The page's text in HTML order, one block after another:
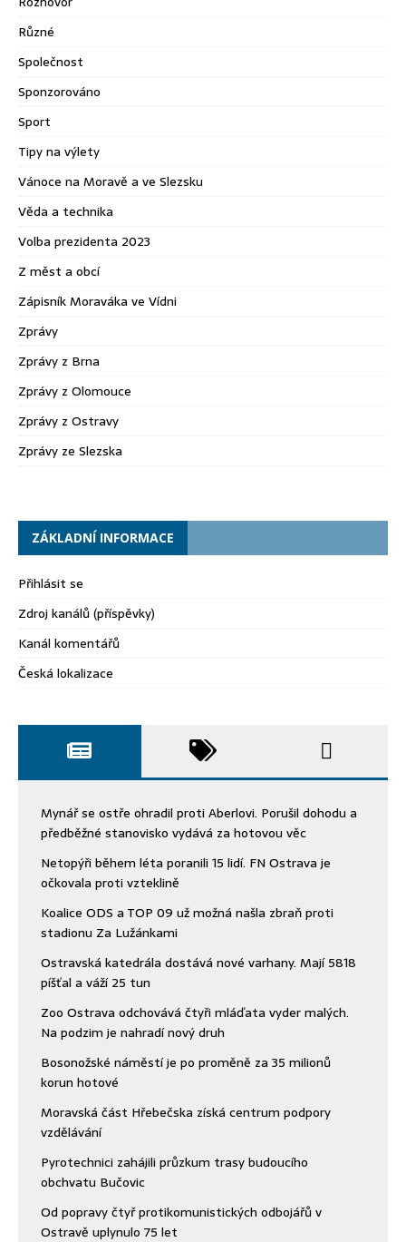
Různé
Společnost
Sponzorováno
Sport
Tipy na výlety
Vánoce na Moravě a ve Slezsku
Věda a technika
Volba prezidenta 2023
Z měst a obcí
Zápisník Moraváka ve Vídni
Zprávy
Zprávy z Brna
Zprávy z Olomouce
Zprávy z Ostravy
Zprávy ze Slezska
ZÁKLADNÍ INFORMACE
Přihlásit se
Zdroj kanálů (příspěvky)
Kanál komentářů
Česká lokalizace
Mynář se ostře ohradil proti Aberlovi. Porušil dohodu a
předběžné stanovisko vydává za hotovou věc
Netopýři během léta poranili 15 lidí. FN Ostrava je
očkovala proti vzteklině
Koalice ODS a TOP 09 už možná našla zbraň proti
stadionu Za Lužánkami
Ostravská katedrála dostává nové varhany. Mají 5818
píšťal a váží 25 tun
Zoo Ostrava odchovává čtyři mláďata vyder malých.
Na podzim je nahradí nový druh
Bosonožské náměstí je po proměně za 35 milionů
korun hotové
Moravská část Hřebečska získá centrum podpory
vzdělávání
Pyrotechnici zahájili průzkum trasy budoucího
obchvatu Bučovic
Od popravy čtyř protikomunistických odbojářů v
Ostravě uplynulo 75 let